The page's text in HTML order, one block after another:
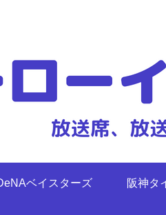
ベイスターズ 阪神タ